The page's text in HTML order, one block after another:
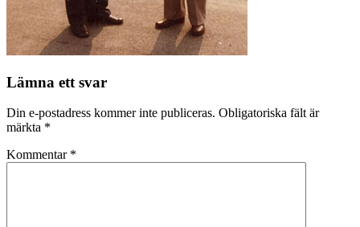
Lämna ett svar
Din e-postadress kommer inte publiceras. Obligatoriska fält är
märkta *
Kommentar *